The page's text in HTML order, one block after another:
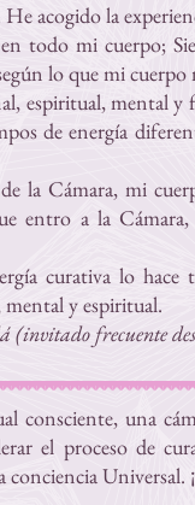
acogido la
todo mi cuerpo;
lo que mi cuerpo
espiritual, mental
de energía
la Cámara, mi
entro a la
curativa lo
mental y espiritual.
(invitado frecuente
consciente, una
el proceso de
Universal.